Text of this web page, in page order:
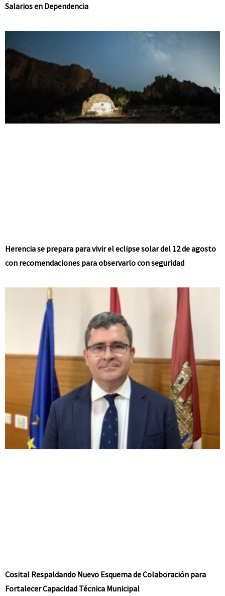
Salarios en Dependencia
Herencia se prepara para vivir el eclipse solar del 12 de agosto
con recomendaciones para observarlo con seguridad
Cosital Respaldando Nuevo Esquema de Colaboración para
Fortalecer Capacidad Técnica Municipal